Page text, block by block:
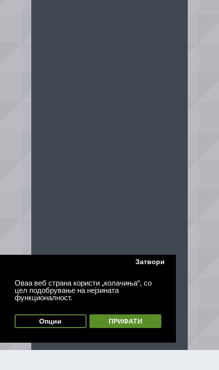
Оваа веб страна користи „колачиња“, со
цел подобрување на нејзината
функционалност.
Затвори
Опции ПРИФАТИ